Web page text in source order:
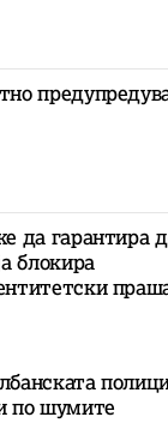
да гарантира
блокира
по шумите